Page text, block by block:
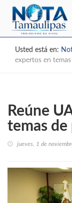
Usted está en:
expertos en
Reúne
temas
jueves, 1 de